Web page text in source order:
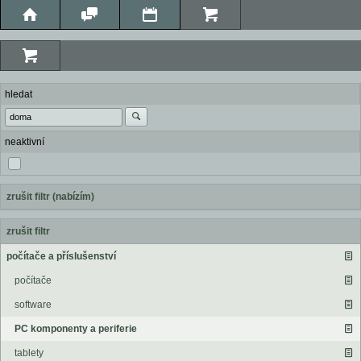
hledat
neaktivní
zrušit filtr (nabízím)
zrušit filtr
počítače a příslušenství
počítače
software
PC komponenty a periferie
tablety